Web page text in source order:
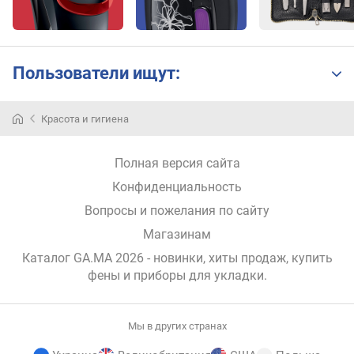
а
з
г
а
в
ф
Пользователи ищут:
Красота и гигиена
Полная версия сайта
Конфиденциальность
Вопросы и пожелания по сайту
Магазинам
Каталог GA.MA 2026 - новинки, хиты продаж, купить
фены и приборы для укладки.
Мы в других странах